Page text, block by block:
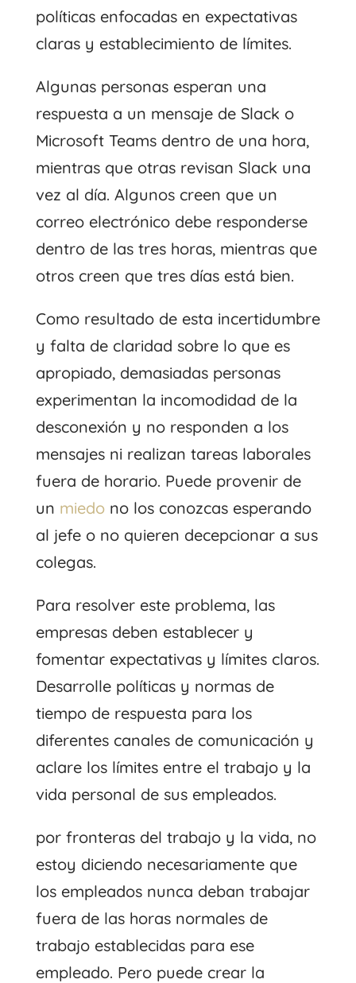
políticas enfocadas en expectativas
claras y establecimiento de límites.
Algunas personas esperan una
respuesta a un mensaje de Slack o
Microsoft Teams dentro de una hora,
mientras que otras revisan Slack una
vez al día. Algunos creen que un
correo electrónico debe responderse
dentro de las tres horas, mientras que
otros creen que tres días está bien.
Como resultado de esta incertidumbre
y falta de claridad sobre lo que es
apropiado, demasiadas personas
experimentan la incomodidad de la
desconexión y no responden a los
mensajes ni realizan tareas laborales
fuera de horario. Puede provenir de
un miedono los conozcas esperando
al jefeo no quieren decepcionar a sus
colegas.
Para resolver este problema, las
empresas deben establecer y
fomentar expectativas y límites claros.
Desarrolle políticas y normas de
tiempo de respuesta para los
diferentes canales de comunicación y
aclare los límites entre el trabajo y la
vida personal de sus empleados.
por fronteras del trabajo y la vida, no
estoy diciendo necesariamente que
los empleados nunca deban trabajar
fuera de las horas normales de
trabajo establecidas para ese
empleado. Pero puede crear la